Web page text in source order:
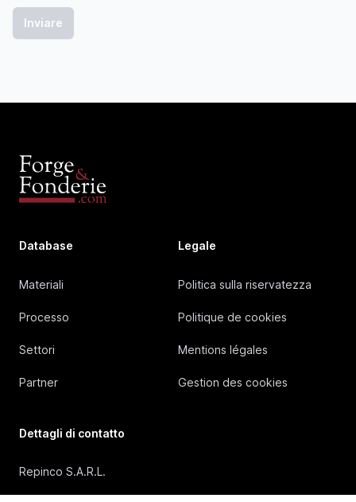
Database
Materiali
Processo
Settori
Partner
Legale
Politica sulla riservatezza
Politique de cookies
Mentions légales
Gestion des cookies
Dettagli di contatto
Repinco S.A.R.L.